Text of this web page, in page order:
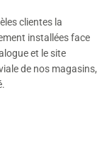
clientes la
installées face
et le site
de nos magasins,